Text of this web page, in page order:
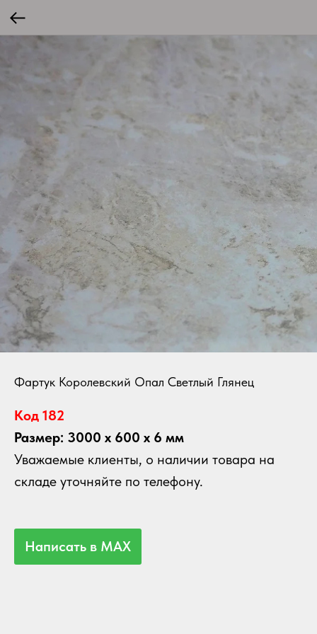
Фартук Королевский Опал Светлый Глянец
Код 182
Размер: 3000 х 600 х 6 мм
Уважаемые клиенты, о наличии товара на
складе уточняйте по телефону.
Написать в MAX